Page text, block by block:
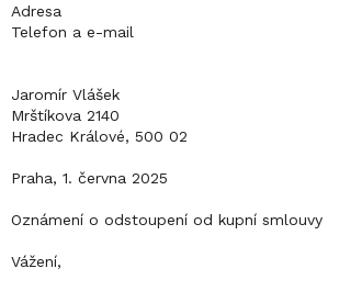
Adresa
Telefon a e-mail
Jaromír Vlášek
Mrštíkova 2140
Hradec Králové, 500 02
Praha, 1. června 2025
Oznámení o odstoupení od kupní smlouvy
Vážení,